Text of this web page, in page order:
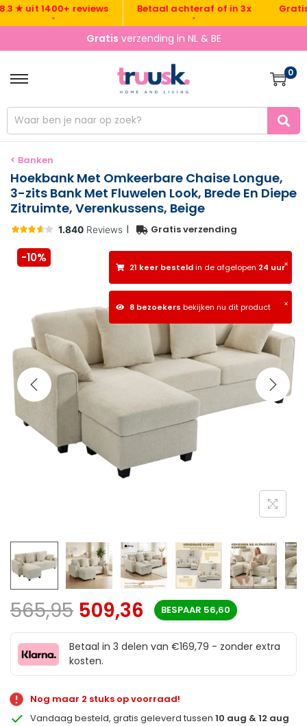
1400+ reviews Betaal achteraf of in 3x Gratis
Gratis verzending in NL & BE
0
< Banken
Hoekbank Met Omkeerbare Chaise Longue,
3-zits Bank Met Fluwelen Look, Brede En Diepe
Zitruimte, Verenkussens, Beige
| Gratis verzending
×
21 keer besteldin de afgelopen 24 uur
×
8 bezoekers bekijken nu dit product
-10%
565,95 509,36 BESPAAR 56,60
Betaal in 3 delen van €169,79 - zonder extra
kosten.
Nog maar 2 stuks op voorraad!
Vandaag besteld, gratis geleverd tussen10 aug & 12 aug